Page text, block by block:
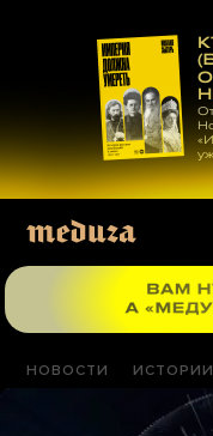
материалам
НОВОСТИ ИСТОРИИ